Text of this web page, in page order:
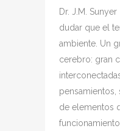
Dr. J.M.
dudar que el
ambiente. Un
cerebro: gran
pensamientos,
de elementos